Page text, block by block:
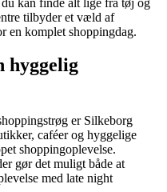
tilbyder et væld af
en komplet shoppingdag.
hyggelig
er Silkeborg
caféer og hyggelige
shoppingoplevelse.
gør det muligt både at
med late night